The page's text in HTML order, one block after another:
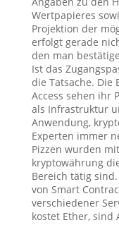
Wertpapieres
Projektion der
erfolgt gerade
den man
Ist das
die Tatsache. Die
Access sehen ihr
als Infrastruktur
Anwendung,
Experten immer
Pizzen wurden
kryptowährung
Bereich tätig
von Smart
verschiedener
kostet Ether, sind